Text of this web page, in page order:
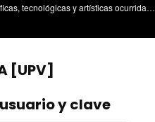
Divulgación de las actividades científicas, tecnológicas y artísticas ocurridas en los tres campus de la UPV